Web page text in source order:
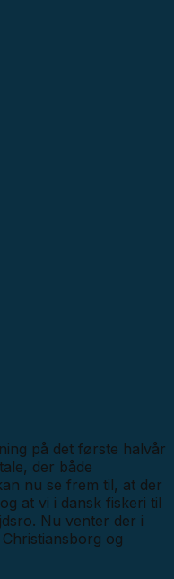
på det første halvår
der både
nu se frem til, at der
at vi i dansk fiskeri til
Nu venter der i
og